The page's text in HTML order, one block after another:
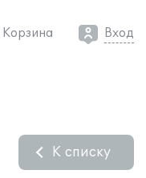
Корзина Вход
К списку